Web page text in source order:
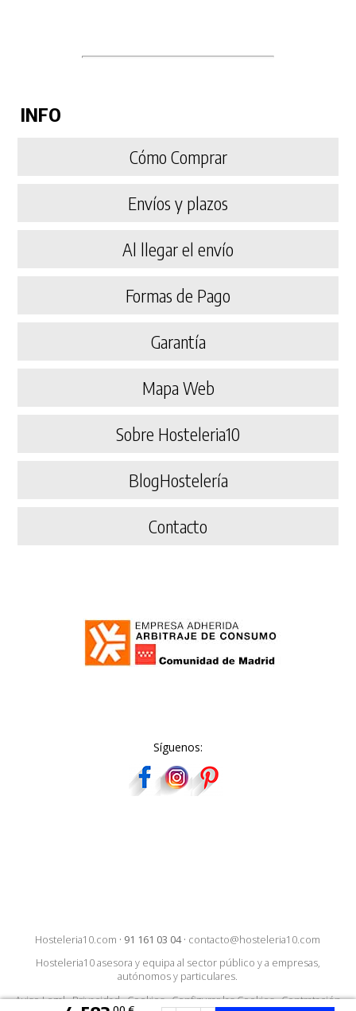
INFO
Cómo Comprar
Envíos y plazos
Al llegar el envío
Formas de Pago
Garantía
Mapa Web
Sobre Hosteleria10
BlogHostelería
Contacto
Síguenos:
Hosteleria10.com · 91 161 03 04· contacto@hosteleria10.com
Hosteleria10 asesora y equipa al sector público y a empresas,
autónomos y particulares.
Aviso Legal·Privacidad·Cookies·Configurar las Cookies·Contratación